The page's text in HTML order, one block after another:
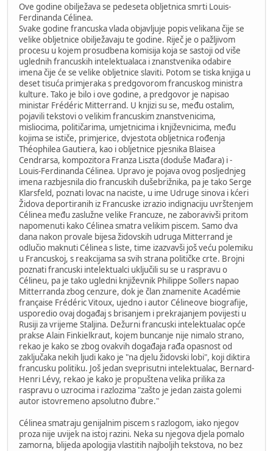
Ove godine obilježava se pedeseta obljetnica smrti Louis-
Ferdinanda Célinea.
Svake godine francuska vlada objavljuje popis velikana čije se
velike obljetnice obilježavaju te godine. Riječ je o pažljivom
procesu u kojem prosudbena komisija koja se sastoji od više
uglednih francuskih intelektualaca i znanstvenika odabire
imena čije će se velike obljetnice slaviti. Potom se tiska knjiga u
deset tisuća primjeraka s predgovorom francuskog ministra
kulture. Tako je bilo i ove godine, a predgovor je napisao
ministar Frédéric Mitterrand. U knjizi su se, među ostalim,
pojavili tekstovi o velikim francuskim znanstvenicima,
misliocima, političarima, umjetnicima i književnicima, među
kojima se ističe, primjerice, dvjestota obljetnica rođenja
Théophilea Gautiera, kao i obljetnice pjesnika Blaisea
Cendrarsa, kompozitora Franza Liszta (doduše Mađara) i -
Louis-Ferdinanda Célinea. Upravo je pojava ovog posljednjeg
imena razbjesnila dio francuskih dušebrižnika, pa je tako Serge
Klarsfeld, poznati lovac na naciste, u ime Udruge sinova i kćeri
Židova deportiranih iz Francuske izrazio indignaciju uvrštenjem
Célinea među zaslužne velike Francuze, ne zaboravivši pritom
napomenuti kako Célinea smatra velikim piscem. Samo dva
dana nakon provale bijesa židovskih udruga Mitterrand je
odlučio maknuti Célinea s liste, time izazvavši još veću polemiku
u Francuskoj, s reakcijama sa svih strana političke crte. Brojni
poznati francuski intelektualci uključili su se u raspravu o
Célineu, pa je tako ugledni književnik Philippe Sollers napao
Mitterranda zbog cenzure, dok je član znamenite Académie
française Frédéric Vitoux, ujedno i autor Célineove biografije,
usporedio ovaj događaj s brisanjem i prekrajanjem povijesti u
Rusiji za vrijeme Staljina. Dežurni francuski intelektualac opće
prakse Alain Finkielkraut, kojem buncanje nije nimalo strano,
rekao je kako se zbog ovakvih događaja rađa opasnost od
zaključaka nekih ljudi kako je "na djelu židovski lobi", koji diktira
francusku politiku. Još jedan sveprisutni intelektualac, Bernard-
Henri Lévy, rekao je kako je propuštena velika prilika za
raspravu o uzrocima i razlozima "zašto je jedan zaista golemi
autor istovremeno apsolutno đubre."
Célinea smatraju genijalnim piscem s razlogom, iako njegov
proza nije uvijek na istoj razini. Neka su njegova djela pomalo
zamorna, blijeda apologija vlastitih najboljih tekstova, no bez